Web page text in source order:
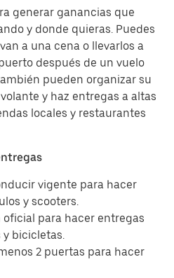
generar ganancias que
y donde quieras. Puedes
a una cena o llevarlos a
después de un vuelo
pueden organizar su
y haz entregas a altas
locales y restaurantes
vigente para hacer
y scooters.
para hacer entregas
y bicicletas.
2 puertas para hacer